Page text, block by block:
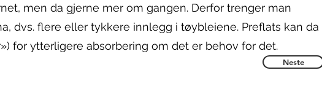
men da gjerne mer om gangen. Derfor trenger man
dvs. flere eller tykkere innlegg i tøybleiene. Preflats kan da
for ytterligere absorbering om det er behov for det.
Neste